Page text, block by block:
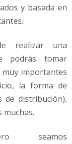
y basada en
realizar una
podrás tomar
muy importantes
la forma de
de distribución),
seamos